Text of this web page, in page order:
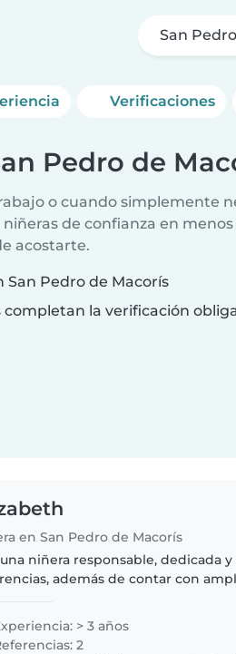
San
Verificaciones
Pedro de
o cuando simplemente
de confianza en
acostarte.
San Pedro de Macorís
completan la verificación
en San Pedro de Macorís
niñera responsable, dedicada
además de contar con
y un..
> 3 años
2